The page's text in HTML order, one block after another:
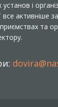
і
все
та